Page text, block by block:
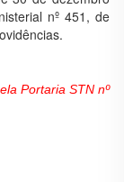
nº 451, de
Portaria STN nº